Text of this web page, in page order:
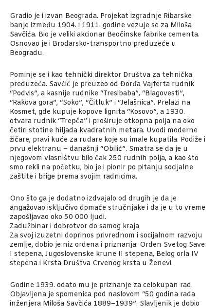
Gradio je i izvan Beograda. Projekat izgradnje Ribarske
banje između 1904. i 1911. godine vezuje se za Miloša
Savčića. Bio je veliki akcionar Beočinske fabrike cementa.
Osnovao je i Brodarsko-transportno preduzeće u
Beogradu.
Pominje se i kao tehnički direktor Društva za tehnička
preduzeća. Savčić je preuzeo od Đorđa Vajferta rudnik
“Podvis”, a kasnije rudnike “Tresibaba”, “Blagovesti”,
“Rakova gora”, “Soko”, “Čitluk” i “Jelašnica”. Prelazi na
Kosmet, gde kupuje kopove lignita “Kosovo”, a 1930.
otvara rudnik “Trepča” i proširuje otkopna polja na oko
četiri stotine hiljada kvadratnih metara. Uvodi moderne
žičare, pravi kuće za rudare koje su imale kupatila. Podiže i
prvu elektranu – današnji “Obilić”. Smatra se da je u
njegovom vlasništvu bilo čak 250 rudnih polja, a kao što
smo rekli na početku, bio je i pionir po pitanju socijalne
zaštite i brige prema svojim radnicima.
Ono što ga je dodatno izdvajalo od drugih je da je
angažovao isključivo domaće stručnjake i da je u to vreme
zapošljavao oko 50 000 ljudi.
Zadužbinar i dobrotvor do samog kraja
Za svoj izuzetni doprinos privrednom i socijalnom razvoju
zemlje, dobio je niz ordena i priznanja: Orden Svetog Save
I stepena, Jugoslovenske krune II stepena, Belog orla IV
stepena i Krsta Društva Crvenog krsta u Ženevi.
Godine 1939. odato mu je priznanje za celokupan rad.
Objavljena je spomenica pod naslovom “50 godina rada
inženjera Miloša Savčića 1889–1939”. Slavljenik je dobio